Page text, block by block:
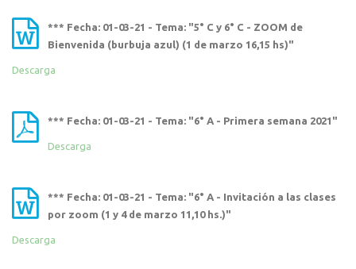
*** Fecha: 01-03-21 - Tema: "5° C y 6° C - ZOOM de
Bienvenida (burbuja azul) (1 de marzo 16,15 hs)"
Descarga
*** Fecha: 01-03-21 - Tema: "6° A - Primera semana 2021"
Descarga
*** Fecha: 01-03-21 - Tema: "6° A - Invitación a las clases
por zoom (1 y 4 de marzo 11,10 hs.)"
Descarga